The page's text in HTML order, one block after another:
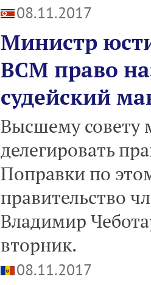
08.11.2017
Министр
ВСМ право
судейский
Высшему совету
делегировать
Поправки по
правительство
Владимир
вторник.
08.11.2017